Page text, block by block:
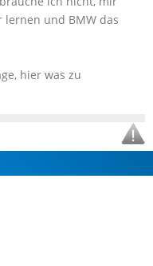
und BMW das
hier was zu